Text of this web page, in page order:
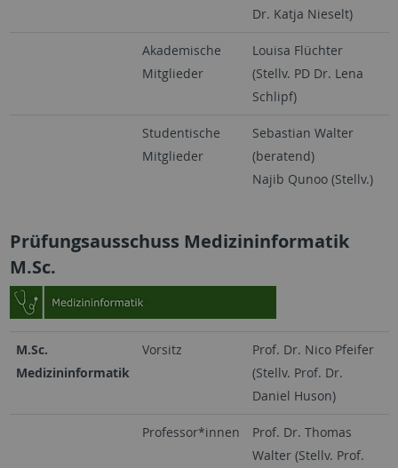
Dr. Katja Nieselt)
Akademische
Mitglieder
Louisa Flüchter
(Stellv. PD Dr. Lena
Schlipf)
Studentische
Mitglieder
Sebastian Walter
(beratend)
Najib Qunoo (Stellv.)
Prüfungsausschuss Medizininformatik
M.Sc.
M.Sc.
Medizininformatik
Vorsitz
Prof. Dr. Nico Pfeifer
(Stellv. Prof. Dr.
Daniel Huson)
Professor*innen
Prof. Dr. Thomas
Walter (Stellv. Prof.